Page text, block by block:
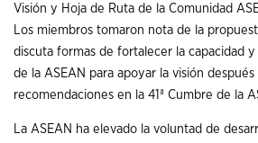
Visión y Hoja de Ruta de la Comunidad
Los miembros tomaron nota de la
discuta formas de fortalecer la capacidad
de la ASEAN para apoyar la visión
recomendaciones en la 41ª Cumbre de la
La ASEAN ha elevado la voluntad de